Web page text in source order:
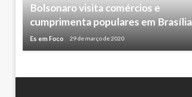
Bolsonaro visita comércios e
cumprimenta populares em Brasília
Es em Foco 29 de março de 2020